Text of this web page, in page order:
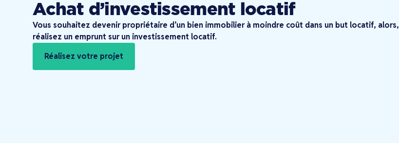
Achat d’investissement locatif
Vous souhaitez devenir propriétaire d’un bien immobilier à moindre coût dans un but locatif, alors,
réalisez un emprunt sur un investissement locatif.
Réalisez votre projet